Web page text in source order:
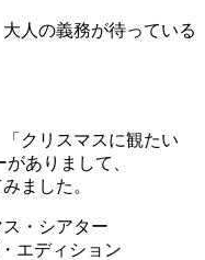
人の義務が待っている
クリスマスに観たい
ありまして、
ました。
・シアター
エディション